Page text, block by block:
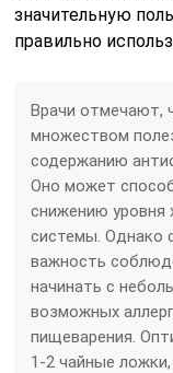
значительную
правильно
Врачи отмечают,
множеством
содержанию
Оно может
снижению уровня
системы. Однако
важность
начинать с
возможных
пищеварения.
1-2 чайные